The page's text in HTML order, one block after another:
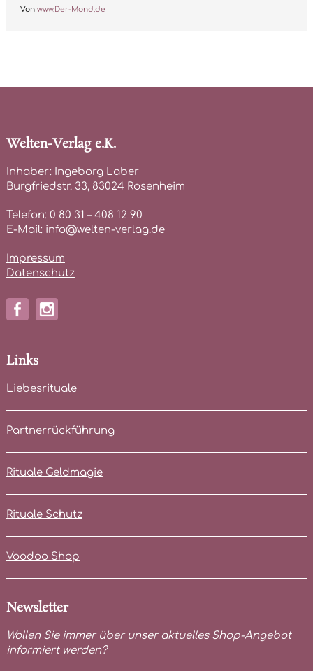
Von www.Der-Mond.de
Welten-Verlag e.K.
Inhaber: Ingeborg Laber
Burgfriedstr. 33, 83024 Rosenheim
Telefon: 0 80 31 – 408 12 90
E-Mail: info@welten-verlag.de
Impressum
Datenschutz
Links
Liebesrituale
Partnerrückführung
Rituale Geldmagie
Rituale Schutz
Voodoo Shop
Newsletter
Wollen Sie immer über unser aktuelles Shop-Angebot
informiert werden?